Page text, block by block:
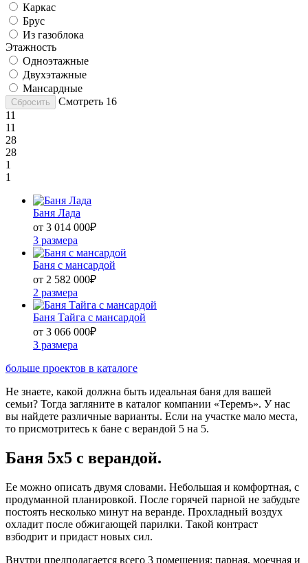
Каркас
Брус
Из газоблока
Этажность
Одноэтажные
Двухэтажные
Мансардные
Сбросить Смотреть 16
11
11
28
28
1
1
Баня Лада
от 3 014 000₽
3 размера
Баня с мансардой
от 2 582 000₽
2 размера
Баня Тайга с мансардой
от 3 066 000₽
3 размера
больше проектов в каталоге
Не знаете, какой должна быть идеальная баня для вашей
семьи? Тогда загляните в каталог компании «Теремъ». У нас
вы найдете различные варианты. Если на участке мало места,
то присмотритесь к бане с верандой 5 на 5.
Баня 5x5 с верандой.
Ее можно описать двумя словами. Небольшая и комфортная, с
продуманной планировкой. После горячей парной не забудьте
постоять несколько минут на веранде. Прохладный воздух
охладит после обжигающей парилки. Такой контраст
взбодрит и придаст новых сил.
Внутри предполагается всего 3 помещения: парная, моечная и